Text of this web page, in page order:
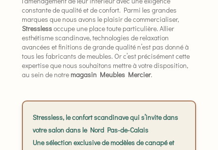
constante de qualité et de confort. Parmi les grandes
marques que nous avons le plaisir de commercialiser,
Stresslessoccupe une place toute particulière. Allier
esthétisme scandinave, technologies de relaxation
avancées et finitions de grande qualité n’est pas donné à
tous les fabricants de meubles. Or c’est précisément cette
expertise que nous souhaitons mettre à votre disposition,
au sein de notre magasin Meubles Mercier.
Stressless, le confort scandinave qui s’invite dans
votre salon dans le Nord Pas-de-Calais
Une sélection exclusive de modèles de canapé et